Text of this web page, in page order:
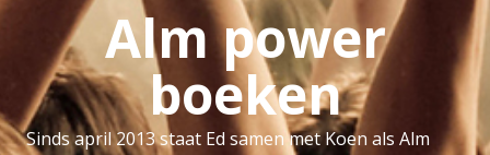
Alm power
boeken
Sinds april 2013 staat Ed samen met Koen als Alm